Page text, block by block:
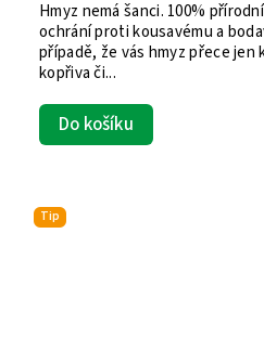
Do košíku
Hmyz nemá šanci. 100%
ochrání proti kousavému a
případě, že vás hmyz přece jen
kopřiva či...
Tip